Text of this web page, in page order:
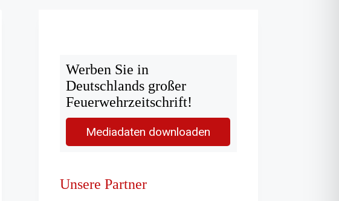
Werben Sie in
Deutschlands großer
Feuerwehrzeitschrift!
Mediadaten downloaden
Unsere Partner